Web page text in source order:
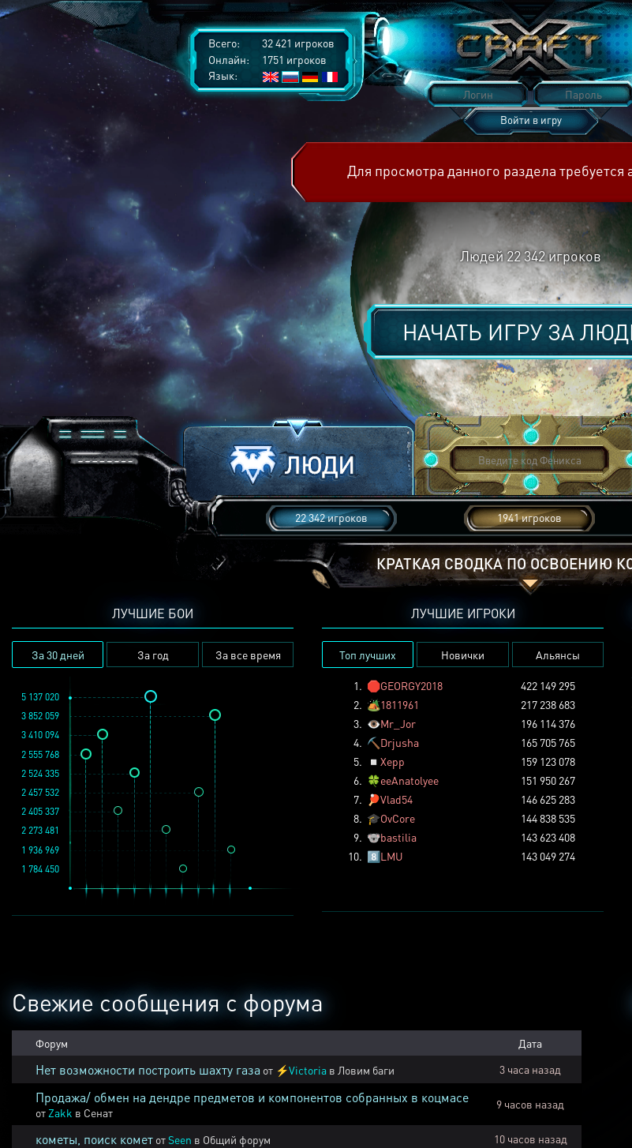
Всего:
32 421 игроков
Онлайн:
1751 игроков
Язык:
Войти в игру
Для просмотра данного раздела требуется
Людей 22 342игроков
НАЧАТЬ ИГРУ ЗА
22 342 игроков 1941 игроков
КРАТКАЯ СВОДКА ПО ОСВОЕНИЮ
ЛУЧШИЕ БОИ
За 30 дней За год За все время
1 936 969
3 852 059
2 457 532
1 784 450
2 273 481
5 137 020
2 524 335
2 405 337
3 410 094
2 555 768
ЛУЧШИЕ ИГРОКИ
Топ лучших Новички Альянсы
1. 🛑GEORGY2018
422 149 295
2. 🏕️1811961
217 238 683
3. 👁️Mr_Jor
196 114 376
4. ⛏️ Drjusha
165 705 765
5.
◽ Xepp
159 123 078
6. 🍀eeAnatolyee
151 950 267
7.
🏓Vlad54
146 625 283
8. 🎓OvCore
144 838 535
9. 🐨bastilia
143 623 408
10. 8️⃣LMU 143 049 274
Свежие сообщения с форума
Форум Дата
Нет возможности построить шахту газа от ⚡Victoria в Ловим баги 3 часа назад
Продажа/ обмен на дендре предметов и компонентов собранных в коцмасе
от Zakk в Сенат
9 часов назад
кометы, поиск комет отSeen в Общий форум 10 часов назад